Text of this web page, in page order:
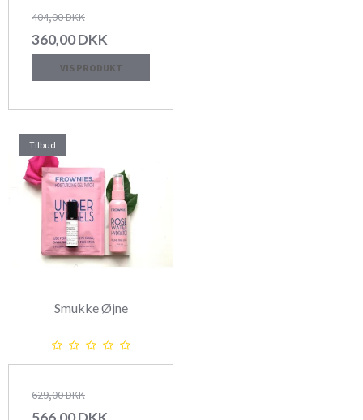
404,00 DKK
360,00 DKK
VIS PRODUKT
Tilbud
Smukke Øjne
629,00 DKK